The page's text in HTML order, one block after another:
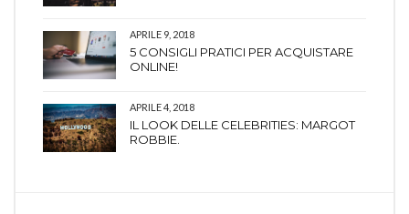
APRILE 9, 2018
5 CONSIGLI PRATICI PER ACQUISTARE
ONLINE!
APRILE 4, 2018
IL LOOK DELLE CELEBRITIES: MARGOT
ROBBIE.